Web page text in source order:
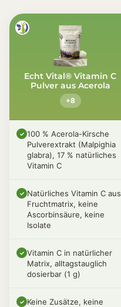
Echt Vital® Vitamin C
Pulver aus Acerola
+8
✓ 100 % Acerola-Kirsche
Pulverextrakt (Malpighia
glabra), 17 % natürliches
Vitamin C
✓ Natürliches Vitamin C aus
Fruchtmatrix, keine
Ascorbinsäure, keine
Isolate
✓ Vitamin C in natürlicher
Matrix, alltagstauglich
dosierbar (1 g)
✓ Keine Zusätze, keine